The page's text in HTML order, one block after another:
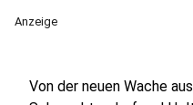
Anzeige
Von der neuen Wache